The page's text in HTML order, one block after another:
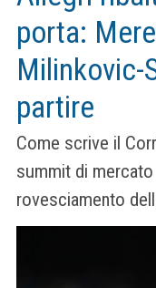
porta:
Milinkovic-
partire
Come scrive il
summit di
rovesciamento